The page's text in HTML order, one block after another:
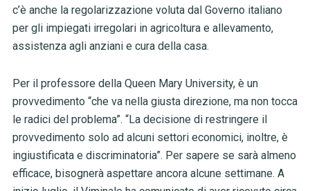
c’è anche la regolarizzazione voluta dal Governo italiano
per gli impiegati irregolari in agricoltura e allevamento,
assistenza agli anziani e cura della casa.
Per il professore della Queen Mary University, è un
provvedimento “che va nella giusta direzione, ma non tocca
le radici del problema”. “La decisione di restringere il
provvedimento solo ad alcuni settori economici, inoltre, è
ingiustificata e discriminatoria”. Per sapere se sarà almeno
efficace, bisognerà aspettare ancora alcune settimane. A